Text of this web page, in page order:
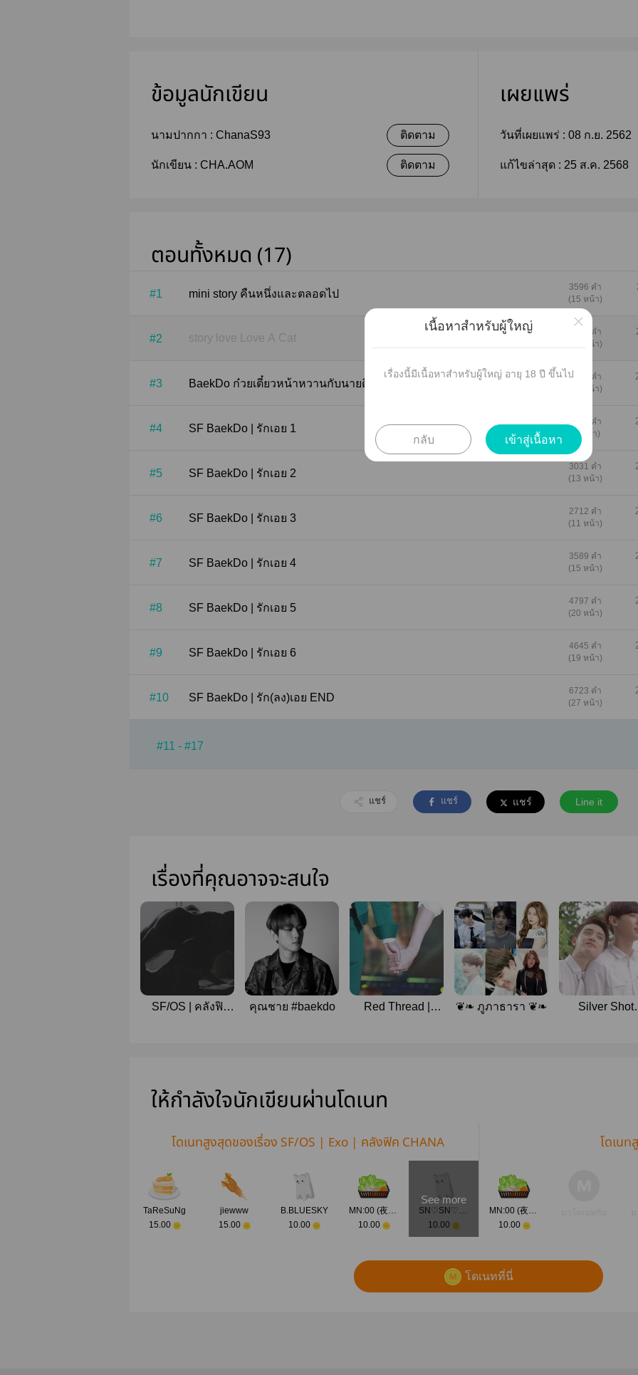
ข้อมูลนักเขียน
นามปากกา : ChanaS93 ติดตาม
นักเขียน : CHA.AOM ติดตาม
เผยแพร่
วันที่เผยแพร่ : 08 ก.ย. 2562
แก้ไขล่าสุด : 25 ส.ค. 2568
ตอนทั้งหมด (17)
#1 mini story คืนหนึ่งและตลอดไป
3596 คำ
(15 หน้า)
#2 story love Love A Cat
2898 คำ
(12 หน้า)
#3 BaekDo ก๋วยเตี๋ยวหน้าหวานกับนายตี๋
3502 คำ
(15 หน้า)
#4 SF BaekDo | รักเอย 1
1622 คำ
(7 หน้า)
#5 SF BaekDo | รักเอย 2
3031 คำ
(13 หน้า)
#6 SF BaekDo | รักเอย 3
2712 คำ
(11 หน้า)
#7 SF BaekDo | รักเอย 4
3589 คำ
(15 หน้า)
#8 SF BaekDo | รักเอย 5
4797 คำ
(20 หน้า)
#9 SF BaekDo | รักเอย 6
4645 คำ
(19 หน้า)
#10 SF BaekDo | รัก(ลง)เอย END
6723 คำ
(27 หน้า)
#11 - #17
แชร์ แชร์ แชร์ Line it
เรื่องที่คุณอาจจะสนใจ
SF/OS | คลังฟิ
คุณชาย #baekdo
Red Thread |
❦❧ ภูภาธารา ❦❧
Silver Shot
ให้กำลังใจนักเขียนผ่านโดเนท
โดเนทสูงสุดของเรื่อง SF/OS | Exo | คลังฟิค CHANA
TaReSuNg
15.00
jiewww
15.00
B.BLUESKY
10.00
MN:00 (夜中)
10.00
See more
SN♡SN♡SN♡
10.00
โดเน
MN:00 (夜中)
10.00
โดเนทที่นี่
เนื้อหาสำหรับผู้ใหญ่
เรื่องนี้มีเนื้อหาสำหรับผู้ใหญ่ อายุ 18 ปี ขึ้นไป
กลับ เข้าสู่เนื้อหา
×